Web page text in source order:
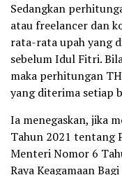
Sedangkan
atau freelancer dan
rata-rata upah yang
sebelum Idul Fitri.
maka perhitungan
yang diterima setiap
Ia menegaskan, jika
Tahun 2021 tentang
Menteri Nomor 6
Raya Keagamaan